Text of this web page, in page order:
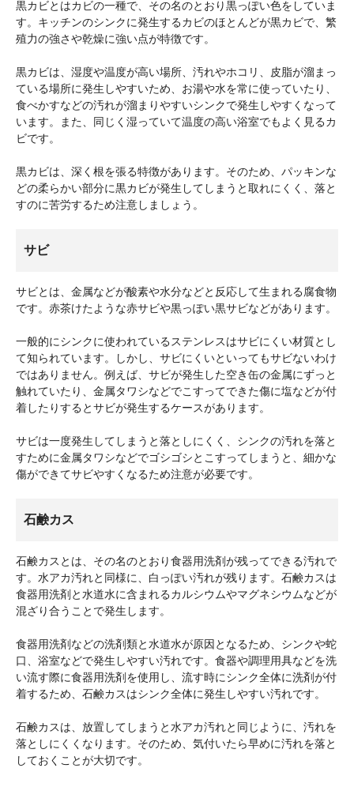
黒カビとはカビの一種で、その名のとおり黒っぽい色をしていま
す。キッチンのシンクに発生するカビのほとんどが黒カビで、繁
殖力の強さや乾燥に強い点が特徴です。
黒カビは、湿度や温度が高い場所、汚れやホコリ、皮脂が溜まっ
ている場所に発生しやすいため、お湯や水を常に使っていたり、
食べかすなどの汚れが溜まりやすいシンクで発生しやすくなって
います。また、同じく湿っていて温度の高い浴室でもよく見るカ
ビです。
黒カビは、深く根を張る特徴があります。そのため、パッキンな
どの柔らかい部分に黒カビが発生してしまうと取れにくく、落と
すのに苦労するため注意しましょう。
サビ
サビとは、金属などが酸素や水分などと反応して生まれる腐食物
です。赤茶けたような赤サビや黒っぽい黒サビなどがあります。
一般的にシンクに使われているステンレスはサビにくい材質とし
て知られています。しかし、サビにくいといってもサビないわけ
ではありません。例えば、サビが発生した空き缶の金属にずっと
触れていたり、金属タワシなどでこすってできた傷に塩などが付
着したりするとサビが発生するケースがあります。
サビは一度発生してしまうと落としにくく、シンクの汚れを落と
すために金属タワシなどでゴシゴシとこすってしまうと、細かな
傷ができてサビやすくなるため注意が必要です。
石鹸カス
石鹸カスとは、その名のとおり食器用洗剤が残ってできる汚れで
す。水アカ汚れと同様に、白っぽい汚れが残ります。石鹸カスは
食器用洗剤と水道水に含まれるカルシウムやマグネシウムなどが
混ざり合うことで発生します。
食器用洗剤などの洗剤類と水道水が原因となるため、シンクや蛇
口、浴室などで発生しやすい汚れです。食器や調理用具などを洗
い流す際に食器用洗剤を使用し、流す時にシンク全体に洗剤が付
着するため、石鹸カスはシンク全体に発生しやすい汚れです。
石鹸カスは、放置してしまうと水アカ汚れと同じように、汚れを
落としにくくなります。そのため、気付いたら早めに汚れを落と
しておくことが大切です。